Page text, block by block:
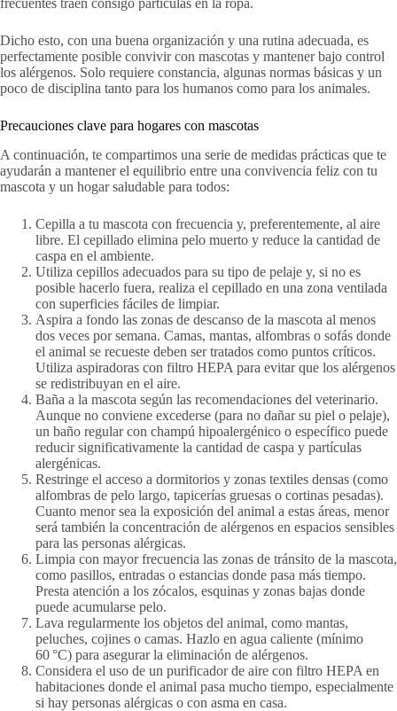
Dicho esto, con una buena organización y una rutina adecuada, es
perfectamente posible convivir con mascotas y mantener bajo control
los alérgenos. Solo requiere constancia, algunas normas básicas y un
poco de disciplina tanto para los humanos como para los animales.
Precauciones clave para hogares con mascotas
A continuación, te compartimos una serie de medidas prácticas que te
ayudarán a mantener el equilibrio entre una convivencia feliz con tu
mascota y un hogar saludable para todos:
Cepilla a tu mascota con frecuencia y, preferentemente, al aire
libre. El cepillado elimina pelo muerto y reduce la cantidad de
caspa en el ambiente.
Utiliza cepillos adecuados para su tipo de pelaje y, si no es
posible hacerlo fuera, realiza el cepillado en una zona ventilada
con superficies fáciles de limpiar.
Aspira a fondo las zonas de descanso de la mascota al menos
dos veces por semana. Camas, mantas, alfombras o sofás donde
el animal se recueste deben ser tratados como puntos críticos.
Utiliza aspiradoras con filtro HEPA para evitar que los alérgenos
se redistribuyan en el aire.
Baña a la mascota según las recomendaciones del veterinario.
Aunque no conviene excederse (para no dañar su piel o pelaje),
un baño regular con champú hipoalergénico o específico puede
reducir significativamente la cantidad de caspa y partículas
alergénicas.
Restringe el acceso a dormitorios y zonas textiles densas (como
alfombras de pelo largo, tapicerías gruesas o cortinas pesadas).
Cuanto menor sea la exposición del animal a estas áreas, menor
será también la concentración de alérgenos en espacios sensibles
para las personas alérgicas.
Limpia con mayor frecuencia las zonas de tránsito de la mascota,
como pasillos, entradas o estancias donde pasa más tiempo.
Presta atención a los zócalos, esquinas y zonas bajas donde
puede acumularse pelo.
Lava regularmente los objetos del animal, como mantas,
peluches, cojines o camas. Hazlo en agua caliente (mínimo
60 °C) para asegurar la eliminación de alérgenos.
Considera el uso de un purificador de aire con filtro HEPA en
habitaciones donde el animal pasa mucho tiempo, especialmente
si hay personas alérgicas o con asma en casa.